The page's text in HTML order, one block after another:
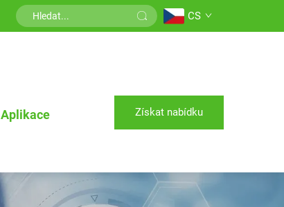
CS
Aplikace Získat nabídku